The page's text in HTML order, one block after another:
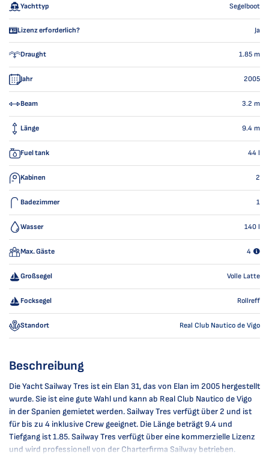
Yachttyp Segelboot
Lizenz erforderlich? Ja
Draught 1.85 m
Jahr 2005
Beam 3.2 m
Länge 9.4 m
Fuel tank 44 l
Kabinen 2
Badezimmer 1
Wasser 140 l
Max. Gäste 4
Großsegel Volle Latte
Focksegel Rollreff
Standort Real Club Nautico de Vigo
Beschreibung
Die Yacht Sailway Tres ist ein Elan 31, das von Elan im 2005 hergestellt
wurde. Sie ist eine gute Wahl und kann ab Real Club Nautico de Vigo
in der Spanien gemietet werden. Sailway Tres verfügt über 2 und ist
für bis zu 4 inklusive Crew geeignet. Die Länge beträgt 9.4 und
Tiefgang ist 1.85. Sailway Tres verfügt über eine kommerzielle Lizenz
und wird professionell von der Charterfirma Sailway betrieben.